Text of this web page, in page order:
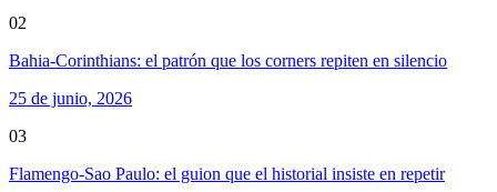
02
Bahia-Corinthians: el patrón que los corners repiten en silencio
25 de junio, 2026
03
Flamengo-Sao Paulo: el guion que el historial insiste en repetir